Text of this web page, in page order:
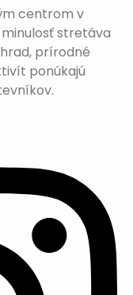
centrom v
stretáva
prírodné
ponúkajú